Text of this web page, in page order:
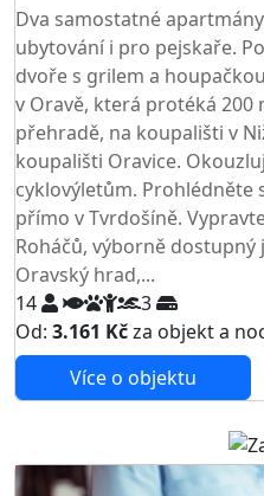
Dva samostatné
ubytování i pro pejskaře.
dvoře s grilem a
v Oravě, která protéká
přehradě, na koupališti v
koupališti Oravice.
cyklovýletům. Prohlédněte
přímo v Tvrdošíně.
Roháčů, výborně dostupný
Oravský hrad,...
14
3
Od: 3.161 Kčza objekt a
Více o objektu